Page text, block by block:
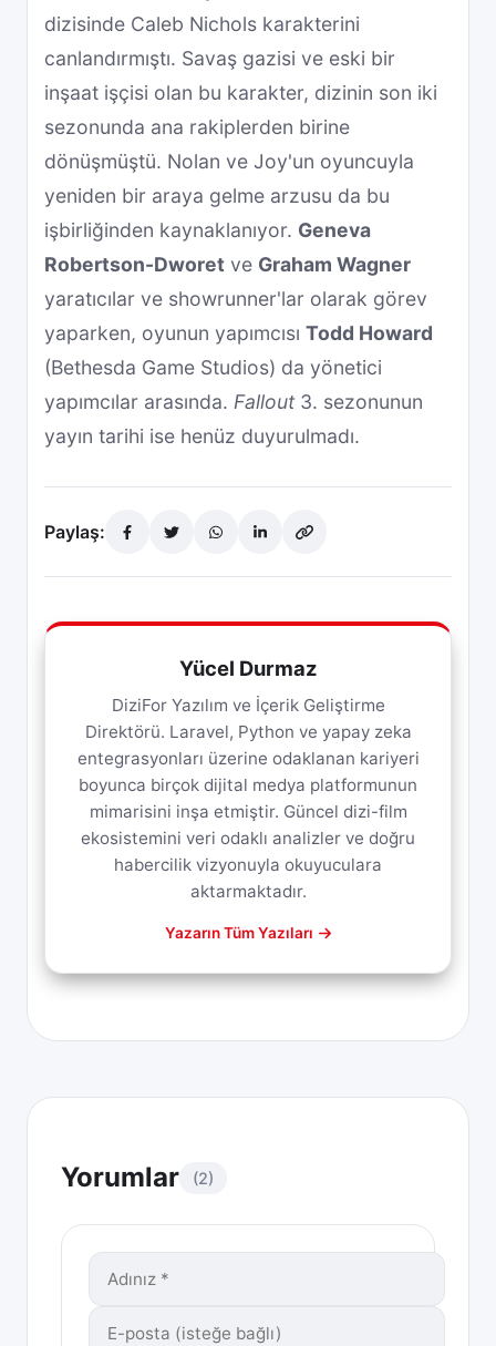
dizisinde Caleb Nichols karakterini
canlandırmıştı. Savaş gazisi ve eski bir
inşaat işçisi olan bu karakter, dizinin son iki
sezonunda ana rakiplerden birine
dönüşmüştü. Nolan ve Joy'un oyuncuyla
yeniden bir araya gelme arzusu da bu
işbirliğinden kaynaklanıyor. Geneva
Robertson-Dworet ve Graham Wagner
yaratıcılar ve showrunner'lar olarak görev
yaparken, oyunun yapımcısı Todd Howard
(Bethesda Game Studios) da yönetici
yapımcılar arasında. Fallout3. sezonunun
yayın tarihi ise henüz duyurulmadı.
Paylaş:
Yücel Durmaz
DiziFor Yazılım ve İçerik Geliştirme
Direktörü. Laravel, Python ve yapay zeka
entegrasyonları üzerine odaklanan kariyeri
boyunca birçok dijital medya platformunun
mimarisini inşa etmiştir. Güncel dizi-film
ekosistemini veri odaklı analizler ve doğru
habercilik vizyonuyla okuyuculara
aktarmaktadır.
Yazarın Tüm Yazıları
Yorumlar (2)